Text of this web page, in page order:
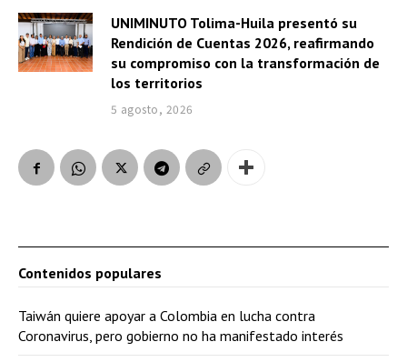
UNIMINUTO Tolima-Huila presentó su
Rendición de Cuentas 2026, reafirmando
su compromiso con la transformación de
los territorios
5 agosto, 2026
Contenidos populares
Taiwán quiere apoyar a Colombia en lucha contra
Coronavirus, pero gobierno no ha manifestado interés